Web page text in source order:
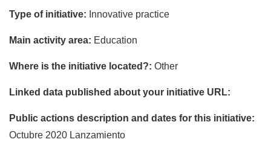
Type of initiative: Innovative practice
Main activity area: Education
Where is the initiative located?: Other
Linked data published about your initiative URL:
Public actions description and dates for this initiative:
Octubre 2020 Lanzamiento